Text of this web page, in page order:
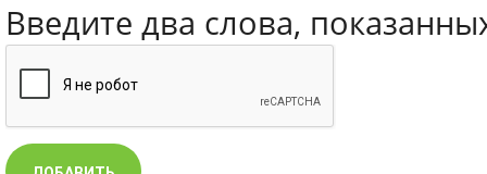
Введите два слова,